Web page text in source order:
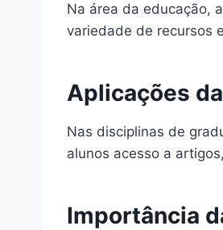
Na área da educação,
variedade de recursos
Aplicações
Nas disciplinas de
alunos acesso a
Importância